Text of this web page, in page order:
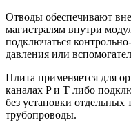
Отводы обеспечивают
магистралям внутри
подключаться
давления или
Плита применяется для
каналах P и T либо
без установки
трубопроводы.